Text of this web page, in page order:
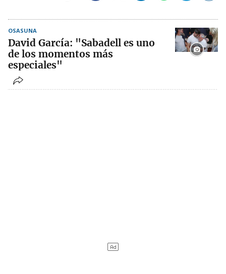
OSASUNA
David García: "Sabadell es uno
de los momentos más
especiales"